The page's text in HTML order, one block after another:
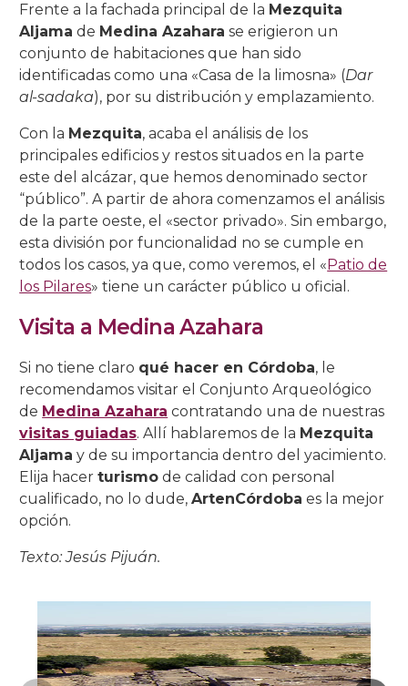
Frente a la fachada principal de la Mezquita
Aljama de Medina Azahara se erigieron un
conjunto de habitaciones que han sido
identificadas como una «Casa de la limosna» (Dar
al-sadaka), por su distribución y emplazamiento.
Con la Mezquita, acaba el análisis de los
principales edificios y restos situados en la parte
este del alcázar, que hemos denominado sector
“público”. A partir de ahora comenzamos el análisis
de la parte oeste, el «sector privado». Sin embargo,
esta división por funcionalidad no se cumple en
todos los casos, ya que, como veremos, el « Patio de
los Pilares» tiene un carácter público u oficial.
Visita a Medina Azahara
Si no tiene claro qué hacer en Córdoba, le
recomendamos visitar el Conjunto Arqueológico
de Medina Azahara contratando una de nuestras
visitas guiadas. Allí hablaremos de la Mezquita
Aljama y de su importancia dentro del yacimiento.
Elija hacerturismo de calidad con personal
cualificado, no lo dude,ArtenCórdoba es la mejor
opción.
Texto: Jesús Pijuán.